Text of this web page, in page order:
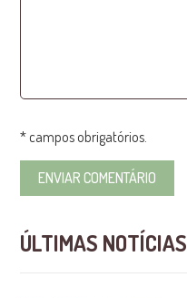
* campos obrigatórios.
ÚLTIMAS NOTÍCIAS